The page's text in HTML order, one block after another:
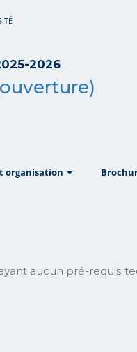
2026
organisation
aucun pré-requis